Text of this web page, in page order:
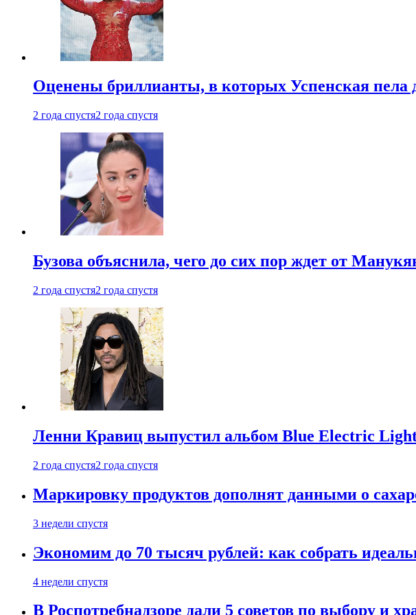
Оценены бриллианты, в которых Успенская
2 года спустя2 года спустя
Бузова объяснила, чего до сих пор ждет от
2 года спустя2 года спустя
Ленни Кравиц выпустил альбом Blue Electric
2 года спустя2 года спустя
Маркировку продуктов дополнят данными о
3 недели спустя
Экономим до 70 тысяч рублей: как собрать
4 недели спустя
В Роспотребнадзоре дали 5 советов по выбору и